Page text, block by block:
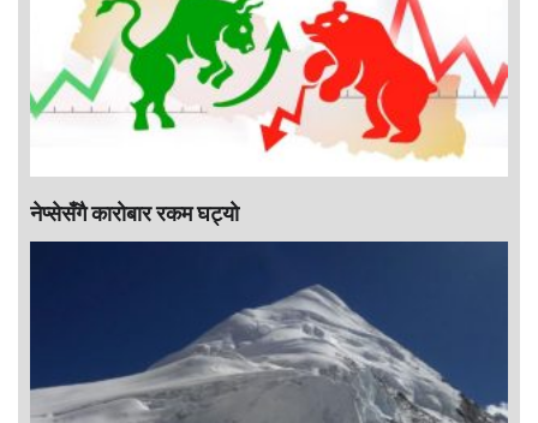
नेप्सेसँगै काराेबार रकम घट्याे